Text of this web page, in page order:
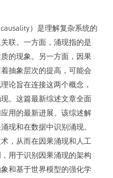
）是理解复杂系统的
联。一方面，涌现指的是
的现象。另一方面，因果
抽象层次的提高，可能会
论旨在连接这两个概念，
。这篇最新综述文章全面
用的最新进展。该综述解
现和在数据中识别涌现。
，从而在因果涌现和人工
用于识别因果涌现的架构
和基于世界模型的强化学